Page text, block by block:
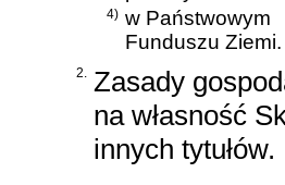
4) w Państwowym
Funduszu Ziemi.
2. Zasady
na własność
innych tytułów.